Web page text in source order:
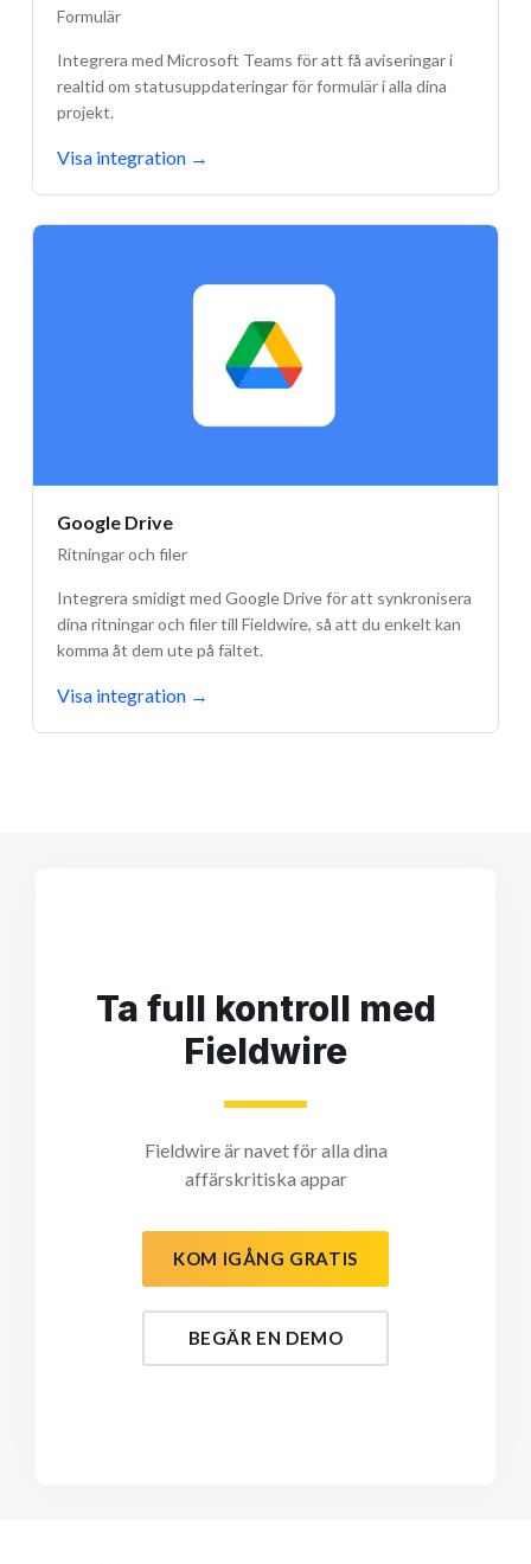
Formulär
Integrera med Microsoft Teams för att få aviseringar i
realtid om statusuppdateringar för formulär i alla dina
projekt.
Visa integration →
Google Drive
Ritningar och filer
Integrera smidigt med Google Drive för att synkronisera
dina ritningar och filer till Fieldwire, så att du enkelt kan
komma åt dem ute på fältet.
Visa integration →
Ta full kontroll med
Fieldwire
Fieldwire är navet för alla dina
affärskritiska appar
KOM IGÅNG GRATIS
BEGÄR EN DEMO